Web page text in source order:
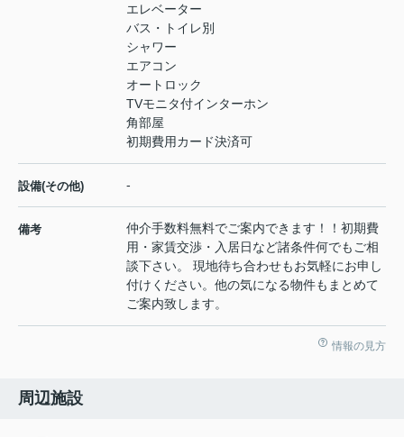
エレベーター
バス・トイレ別
シャワー
エアコン
オートロック
TVモニタ付インターホン
角部屋
初期費用カード決済可
設備(その他) -
備考
仲介手数料無料でご案内できます！！初期費
用・家賃交渉・入居日など諸条件何でもご相
談下さい。 現地待ち合わせもお気軽にお申し
付けください。他の気になる物件もまとめて
ご案内致します。
情報の見方
周辺施設